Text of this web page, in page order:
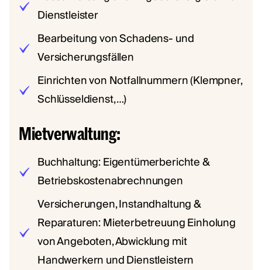
Dienstleister
Bearbeitung von Schadens- und
Versicherungsfällen
Einrichten von Notfallnummern (Klempner,
Schlüsseldienst, …)
Mietverwaltung:
Buchhaltung: Eigentümerberichte &
Betriebskostenabrechnungen
Versicherungen, Instandhaltung &
Reparaturen: Mieterbetreuung Einholung
von Angeboten, Abwicklung mit
Handwerkern und Dienstleistern